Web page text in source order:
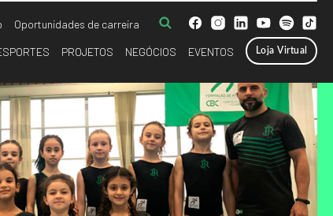
PROJETOS NEGÓCIOS EVENTOS Loja Virtual
Oportunidades de carreira